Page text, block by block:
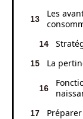
Les
La